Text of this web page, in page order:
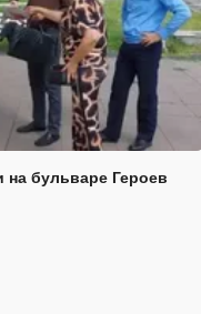
бульваре Героев